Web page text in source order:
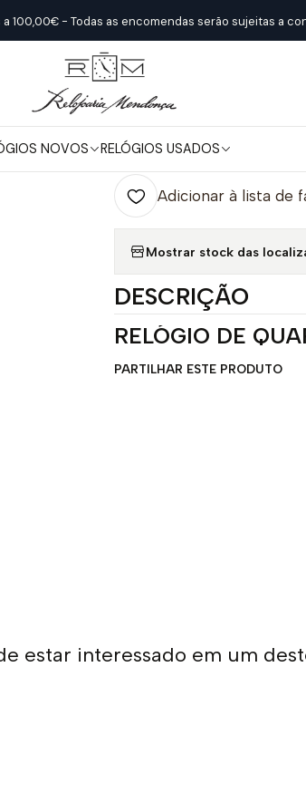
NOVOS RELÓGIOS USADOS
100,00€ - Todas as encomendas serão sujeitas a
Novos Baume & Mercier Classima 10354
|
Classima
Quantidade
Adicionar à lista de
Mostrar stock das
DESCRIÇÃO
RELÓGIO DE
PARTILHAR ESTE PRODUTO
estar interessado em um